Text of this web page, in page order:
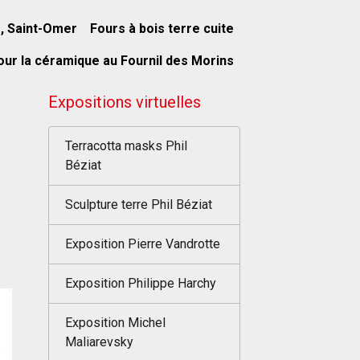
Saint-Omer Fours à bois terre cuite
la céramique au Fournil des Morins
Expositions virtuelles
Terracotta masks Phil
Béziat
Sculpture terre Phil Béziat
Exposition Pierre Vandrotte
Exposition Philippe Harchy
Exposition Michel
Maliarevsky